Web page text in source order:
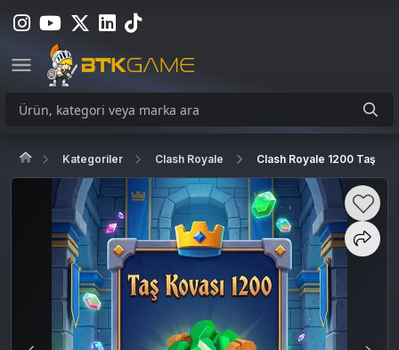
Kategoriler Clash Royale Clash Royale 1200 Taş